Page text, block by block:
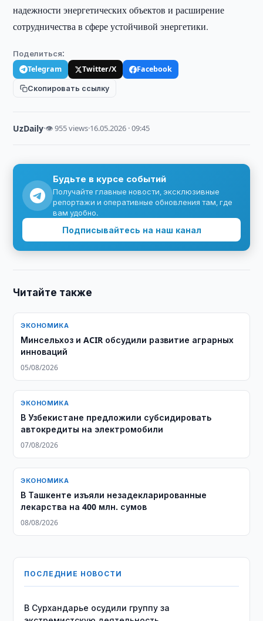
надежности энергетических объектов и расширение
сотрудничества в сфере устойчивой энергетики.
Поделиться:
Telegram Twitter/X
Facebook
Скопировать ссылку
UzDaily·👁 955 views·16.05.2026 · 09:45
Будьте в курсе событий
Получайте главные новости, эксклюзивные
репортажи и оперативные обновления там, где
вам удобно.
Подписывайтесь на наш канал
Читайте также
ЭКОНОМИКА
Минсельхоз и ACIR обсудили развитие аграрных
инноваций
05/08/2026
ЭКОНОМИКА
В Узбекистане предложили субсидировать
автокредиты на электромобили
07/08/2026
ЭКОНОМИКА
​​​​​​​В Ташкенте изъяли незадекларированные
лекарства на 400 млн. сумов
08/08/2026
ПОСЛЕДНИЕ НОВОСТИ
В Сурхандарье осудили группу за